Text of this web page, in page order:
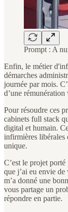
Prompt : A
Enfin, le métier
démarches
journée par mois.
d’une rémunération
Pour résoudre ces
cabinets full stack
digital et humain.
infirmières libérales
unique.
C’est le projet
que j’ai eu envie de
m’a donné une
vous partage un
répondre en partie.